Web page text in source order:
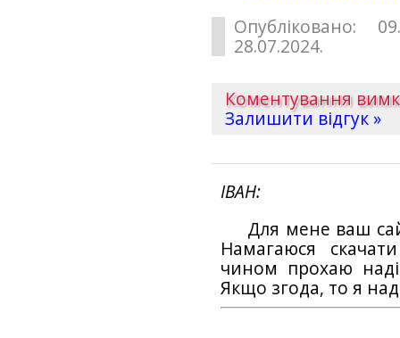
Опубліковано:
28.07.2024.
Коментування
Залишити відгук »
ІВАН
Для мене ваш
Намагаюся
чином прохаю
Якщо згода, то я